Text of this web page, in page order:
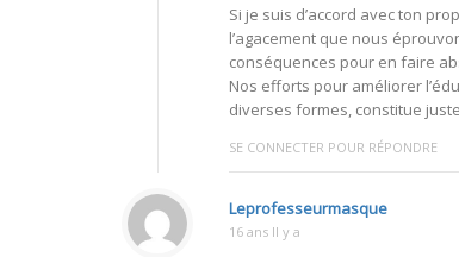
Si je suis d’accord avec ton
l’agacement que nous
conséquences pour en faire
Nos efforts pour améliorer
diverses formes, constitue
SE CONNECTER POUR RÉPONDRE
Leprofesseurmasque
16 ans Il y a